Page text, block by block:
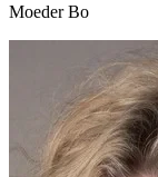
Moeder Bo